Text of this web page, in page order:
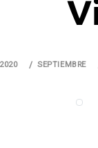
2020 SEPTIEMBRE